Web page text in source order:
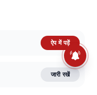
TERMS AND CONDITIONS
FACT CHECKING POLICY
ऐप में पढ़ें
जारी रखें